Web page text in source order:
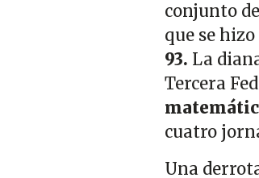
conjunto
que se
93. La
Tercera
cuatro
Una